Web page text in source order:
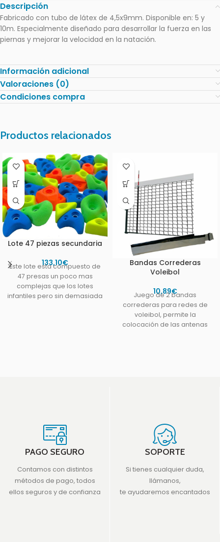
Descripción
Fabricado con tubo de látex de 4,5x9mm. Disponible en: 5 y
10m. Especialmente diseñado para desarrollar la fuerza en las
piernas y mejorar la velocidad en la natación.
Información adicional
Valoraciones (0)
Condiciones compra
Productos relacionados
Lote 47 piezas secundaria
133,10€
Este lote esta compuesto de
47 presas un poco mas
complejas que los lotes
infantiles pero sin demasiada
Bandas Correderas
Voleibol
10,89€
Juego de 2 bandas
correderas para redes de
voleibol, permite la
colocación de las antenas
PAGO SEGURO
Contamos con distintos
métodos de pago, todos
ellos seguros y de confianza
SOPORTE
Si tienes cualquier duda,
llámanos,
te ayudaremos encantados